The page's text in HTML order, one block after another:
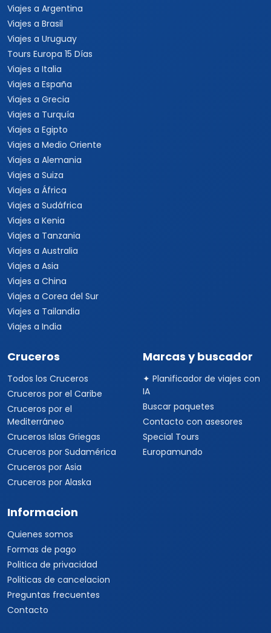
Viajes a Argentina
Viajes a Brasil
Viajes a Uruguay
Tours Europa 15 Días
Viajes a Italia
Viajes a España
Viajes a Grecia
Viajes a Turquía
Viajes a Egipto
Viajes a Medio Oriente
Viajes a Alemania
Viajes a Suiza
Viajes a África
Viajes a Sudáfrica
Viajes a Kenia
Viajes a Tanzania
Viajes a Australia
Viajes a Asia
Viajes a China
Viajes a Corea del Sur
Viajes a Tailandia
Viajes a India
Cruceros
Todos los Cruceros
Cruceros por el Caribe
Cruceros por el
Mediterráneo
Cruceros Islas Griegas
Cruceros por Sudamérica
Cruceros por Asia
Cruceros por Alaska
Marcas y buscador
✦ Planificador de viajes con
IA
Buscar paquetes
Contacto con asesores
Special Tours
Europamundo
Informacion
Quienes somos
Formas de pago
Politica de privacidad
Politicas de cancelacion
Preguntas frecuentes
Contacto